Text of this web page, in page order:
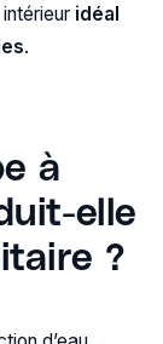
idéal
.
à
elle
?